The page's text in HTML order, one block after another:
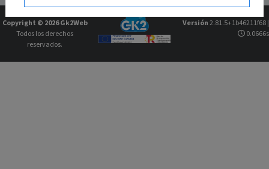
Copyright © 2026Gk2Web
Todos los derechos
reservados.
Versión 2.81.5+1b46211f68 |
0.0666s